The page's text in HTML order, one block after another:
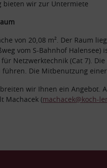
bieten wir zur Untermiete
von 20,08 m². Der Raum
vom S-Bahnhof
Netzwerktechnik (Cat 7).
führen. Die Mitbenutzung
wir Ihnen ein Angebot.
Machacek (machacek@koch-